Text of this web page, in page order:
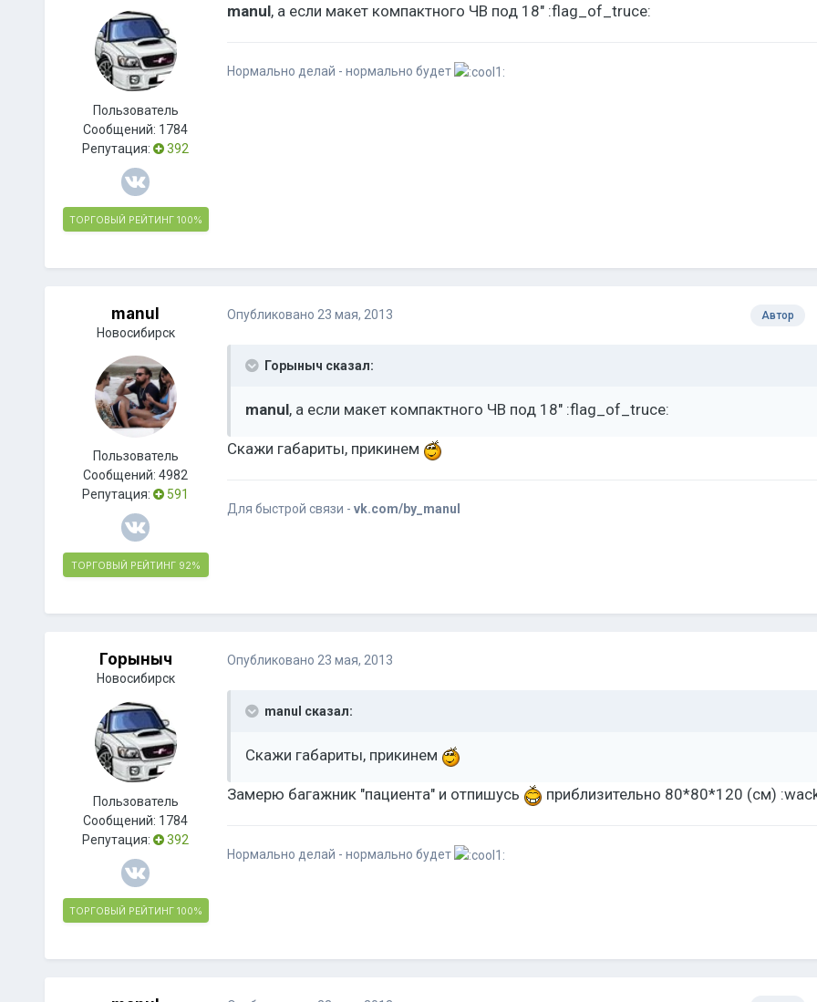
Пользователь
Сообщений: 1784
Репутация:
392
ТОРГОВЫЙ РЕЙТИНГ 100%
manul, а если макет компактного ЧВ под 18" :flag_of_truce:
Нормально делай - нормально будет
manul
Новосибирск
Пользователь
Сообщений:4982
Репутация:
591
ТОРГОВЫЙ РЕЙТИНГ 92%
Автор
Опубликовано 23 мая, 2013
Горыныч сказал:
manul, а если макет компактного ЧВ под 18" :flag_of_truce:
Скажи габариты, прикинем
Для быстрой связи - vk.com/by_manul
Горыныч
Новосибирск
Пользователь
Сообщений: 1784
Репутация:
392
ТОРГОВЫЙ РЕЙТИНГ 100%
Опубликовано 23 мая, 2013
manul сказал:
Скажи габариты, прикинем
Замерю багажник "пациента" и отпишусь приблизительно 80*80*120 (см)
Нормально делай - нормально будет